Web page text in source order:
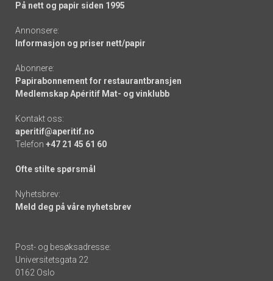
På nett og papir siden 1995
Annonsere:
Informasjon og priser nett/papir
Abonnere:
Papirabonnement for restaurantbransjen
Medlemskap Apéritif Mat- og vinklubb
Kontakt oss:
aperitif@aperitif.no
Telefon +47 21 45 61 60
Ofte stilte spørsmål
Nyhetsbrev:
Meld deg på våre nyhetsbrev
Post- og besøksadresse:
Universitetsgata 22
0162 Oslo